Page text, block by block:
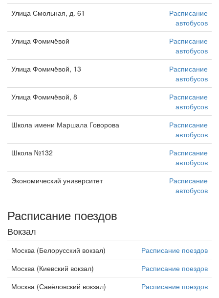
Улица Смольная, д. 61
Расписание
автобусов
Улица Фомичёвой
Расписание
автобусов
Улица Фомичёвой, 13
Расписание
автобусов
Улица Фомичёвой, 8
Расписание
автобусов
Школа имени Маршала Говорова
Расписание
автобусов
Школа №132
Расписание
автобусов
Экономический университет
Расписание
автобусов
Расписание поездов
Вокзал
Москва (Белорусский вокзал)
Расписание поездов
Москва (Киевский вокзал)
Расписание поездов
Москва (Савёловский вокзал)
Расписание поездов